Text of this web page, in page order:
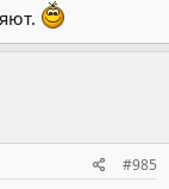
#985